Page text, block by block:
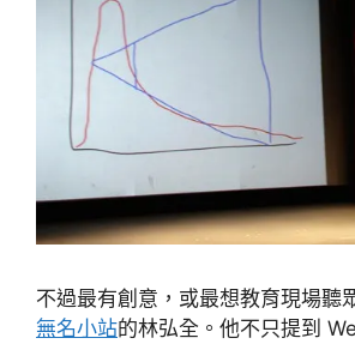
不過最有創意，或最想教育現場聽
無名小站的林弘全。他不只提到